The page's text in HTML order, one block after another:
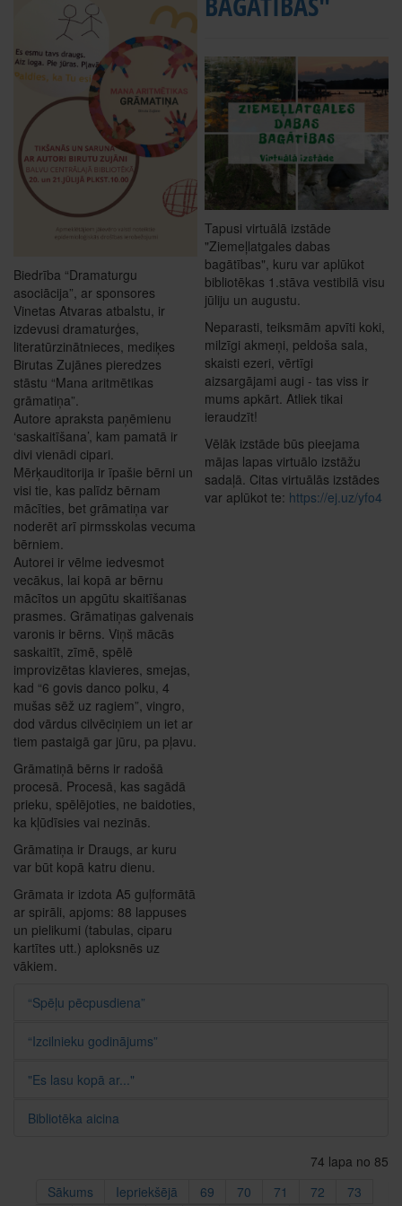
Biedrība “Dramaturgu
asociācija”, ar sponsores
Vinetas Atvaras atbalstu, ir
izdevusi dramaturģes,
literatūrzinātnieces, mediķes
Birutas Zujānes pieredzes
stāstu “Mana aritmētikas
grāmatiņa”.
Autore apraksta paņēmienu
‘saskaitīšana’, kam pamatā ir
divi vienādi cipari.
Mērķauditorija ir īpašie bērni un
visi tie, kas palīdz bērnam
mācīties, bet grāmatiņa var
noderēt arī pirmsskolas vecuma
bērniem.
Autorei ir vēlme iedvesmot
vecākus, lai kopā ar bērnu
mācītos un apgūtu skaitīšanas
prasmes. Grāmatiņas galvenais
varonis ir bērns. Viņš mācās
saskaitīt, zīmē, spēlē
improvizētas klavieres, smejas,
kad “6 govis danco polku, 4
mušas sēž uz ragiem”, vingro,
dod vārdus cilvēciņiem un iet ar
tiem pastaigā gar jūru, pa pļavu.
Grāmatiņā bērns ir radošā
procesā. Procesā, kas sagādā
prieku, spēlējoties, ne baidoties,
ka kļūdīsies vai nezinās.
Grāmatiņa ir Draugs, ar kuru
var būt kopā katru dienu.
Grāmata ir izdota A5 guļformātā
ar spirāli, apjoms: 88 lappuses
un pielikumi (tabulas, ciparu
kartītes utt.) aploksnēs uz
vākiem.
Tapusi virtuālā izstāde
"Ziemeļlatgales dabas
bagātības", kuru var aplūkot
bibliotēkas 1.stāva vestibilā visu
jūliju un augustu.
Neparasti, teiksmām apvīti koki,
milzīgi akmeņi, peldoša sala,
skaisti ezeri, vērtīgi
aizsargājami augi - tas viss ir
mums apkārt. Atliek tikai
ieraudzīt!
Vēlāk izstāde būs pieejama
mājas lapas virtuālo izstāžu
sadaļā. Citas virtuālās izstādes
var aplūkot te: https://ej.uz/yfo4
“Spēļu pēcpusdiena”
“Izcilnieku godinājums”
"Es lasu kopā ar..."
Bibliotēka aicina
74 lapa no 85
Sākums
Iepriekšējā 69 70 71 72 73